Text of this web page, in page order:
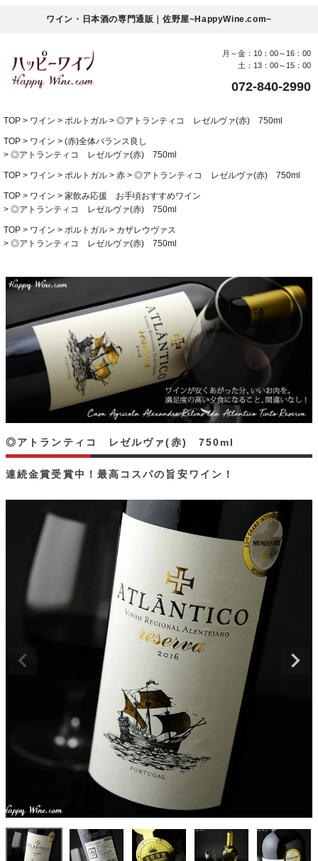
ワイン・日本酒の専門通販｜佐野屋~HappyWine.com~
月～金：10：00～16：00
土：13：00～15：00
072-840-2990
TOP ワイン ポルトガル ◎アトランティコ レゼルヴァ(赤) 750ml
TOP ワイン
(赤)全体バランス良し
◎アトランティコ レゼルヴァ(赤) 750ml
TOP ワイン ポルトガル 赤 ◎アトランティコ レゼルヴァ(赤) 750ml
TOP ワイン
家飲み応援 お手頃おすすめワイン
◎アトランティコ レゼルヴァ(赤) 750ml
TOP ワイン ポルトガル
カザレウヴァス
◎アトランティコ レゼルヴァ(赤) 750ml
連続金賞受賞中！最高コスパの旨安ワイン！
◎アトランティコ レゼルヴァ(赤) 750ml